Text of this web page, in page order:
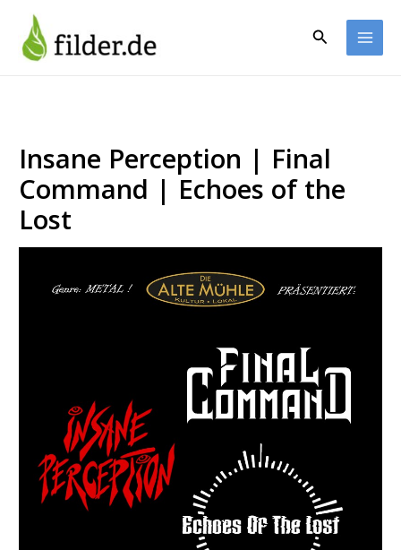
Inhalt
springen
Suchen
Insane Perception | Final
Command | Echoes of the
Lost